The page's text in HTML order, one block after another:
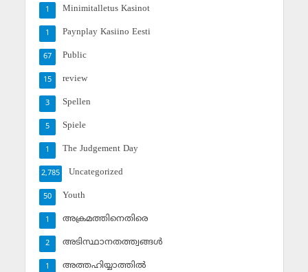
Minimitalletus Kasinot
1
Paynplay Kasiino Eesti
1
Public
67
review
15
Spellen
3
Spiele
5
The Judgement Day
1
Uncategorized
2,785
Youth
50
അക്രമത്തിനെതിരെ
1
അടിസ്ഥാനതത്ത്വങ്ങള്‍
2
അത്തഹിയ്യാത്തില്‍
1